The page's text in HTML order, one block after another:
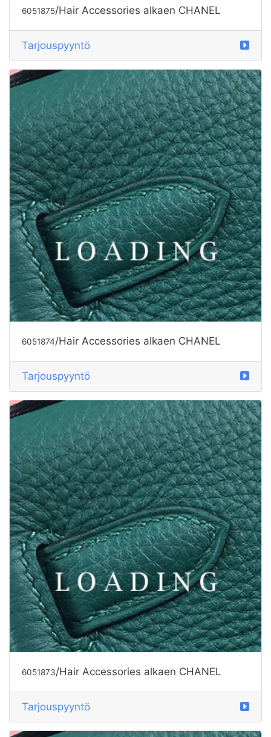
6051875/Hair Accessories alkaen CHANEL
Tarjouspyyntö
6051874/Hair Accessories alkaen CHANEL
Tarjouspyyntö
6051873/Hair Accessories alkaen CHANEL
Tarjouspyyntö